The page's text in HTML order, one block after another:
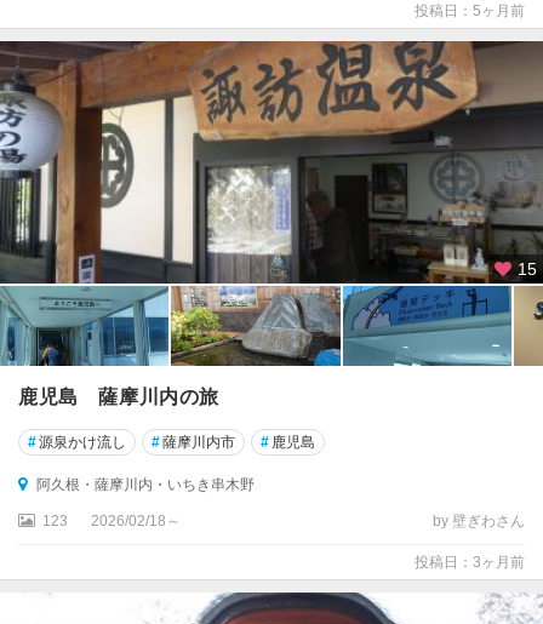
投稿日：5ヶ月前
15
鹿児島 薩摩川内の旅
#源泉かけ流し #薩摩川内市 # 鹿児島
阿久根・薩摩川内・いちき串木野
123 2026/02/18～ by 壁ぎわさん
投稿日：3ヶ月前